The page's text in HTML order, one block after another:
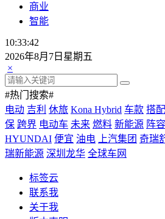
商业
智能
10:33:42
2026年8月7日星期五
×
#热门搜索#
电动 吉利 休旅 Kona Hybrid 车款 搭配
保 跨界 电动车 未来 燃料 新能源 阵容
HYUNDAI 便宜 油电 上汽集团 奇瑞
瑞新能源 深圳龙华 全球车网
标签云
联系我
关于我